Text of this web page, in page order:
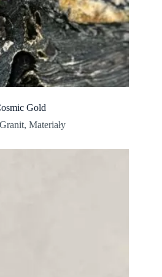
Gold
Granit,Materiały